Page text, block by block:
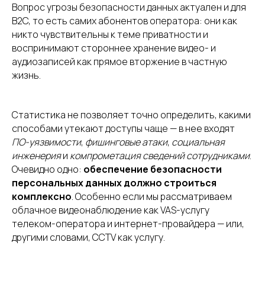
Вопрос угрозы безопасности данных актуален и для
B2C, то есть самих абонентов оператора: они как
никто чувствительны к теме приватности и
воспринимают стороннее хранение видео- и
аудиозаписей как прямое вторжение в частную
жизнь.
Статистика не позволяет точно определить, какими
способами утекают доступы чаще — в нее входят
ПО-уязвимости, фишинговые атаки, социальная
инженерияи компрометация сведений сотрудниками.
Очевидно одно: обеспечение безопасности
персональных данных должно строиться
комплексно. Особенно если мы рассматриваем
облачное видеонаблюдение как VAS-услугу
телеком-оператора и интернет-провайдера — или,
другими словами, CCTV как услугу.